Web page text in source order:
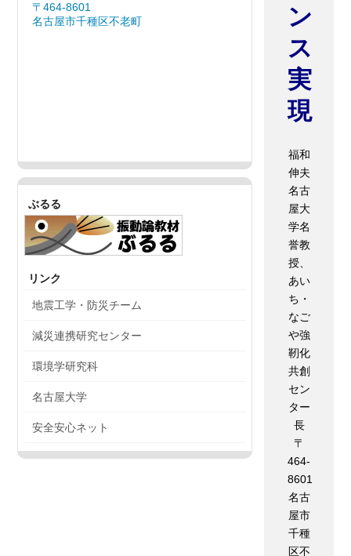
〒464-8601
名古屋市千種区不老町
ぶるる
リンク
地震工学・防災チーム
減災連携研究センター
環境学研究科
名古屋大学
安全安心ネット
ン
ス
実
現
福和
伸夫
名古
屋大
学名
誉教
授、
あい
ち・
なご
や強
靭化
共創
セン
ター
長
〒
464-
8601
名古
屋市
千種
区不